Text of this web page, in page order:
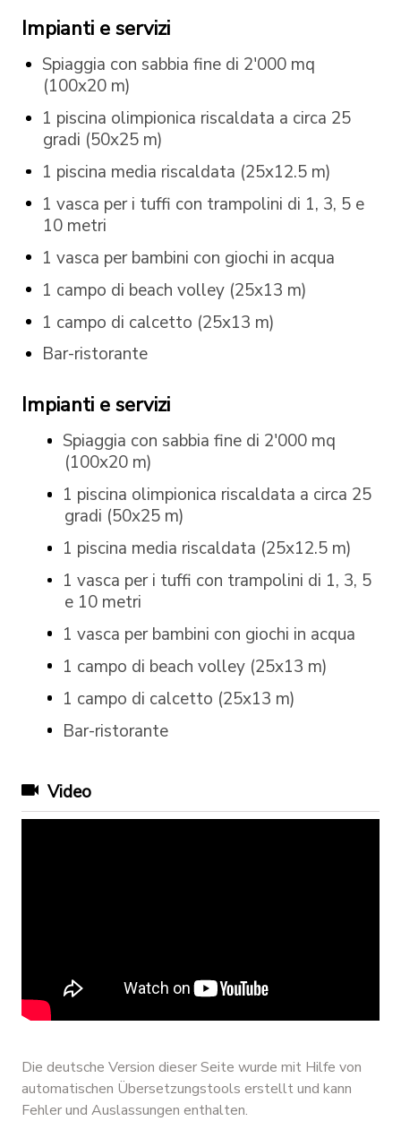
Impianti e servizi
Spiaggia con sabbia fine di 2'000 mq
(100x20 m)
1 piscina olimpionica riscaldata a circa 25
gradi (50x25 m)
1 piscina media riscaldata (25x12.5 m)
1 vasca per i tuffi con trampolini di 1, 3, 5 e
10 metri
1 vasca per bambini con giochi in acqua
1 campo di beach volley (25x13 m)
1 campo di calcetto (25x13 m)
Bar-ristorante
Impianti e servizi
Spiaggia con sabbia fine di 2'000 mq
(100x20 m)
1 piscina olimpionica riscaldata a circa 25
gradi (50x25 m)
1 piscina media riscaldata (25x12.5 m)
1 vasca per i tuffi con trampolini di 1, 3, 5
e 10 metri
1 vasca per bambini con giochi in acqua
1 campo di beach volley (25x13 m)
1 campo di calcetto (25x13 m)
Bar-ristorante
Video
Die deutsche Version dieser Seite wurde mit Hilfe von
automatischen Übersetzungstools erstellt und kann
Fehler und Auslassungen enthalten.